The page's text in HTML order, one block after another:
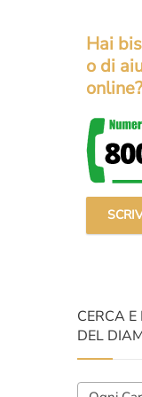
Hai
o di
CERCA
DEL